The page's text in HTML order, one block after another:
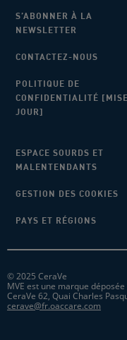
S’ABONNER À LA
NEWSLETTER
CONTACTEZ-NOUS
POLITIQUE DE
CONFIDENTIALITÉ
JOUR]
ESPACE SOURDS ET
MALENTENDANTS
GESTION DES COOKIES
PAYS ET RÉGIONS
© 2025 CeraVe
MVE est une marque déposée
CeraVe 62, Quai Charles
cerave@fr.oaccare.com